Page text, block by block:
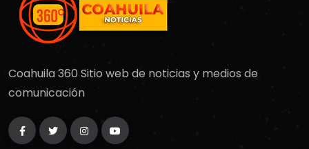
Coahuila 360 Sitio web de noticias y medios de
comunicación